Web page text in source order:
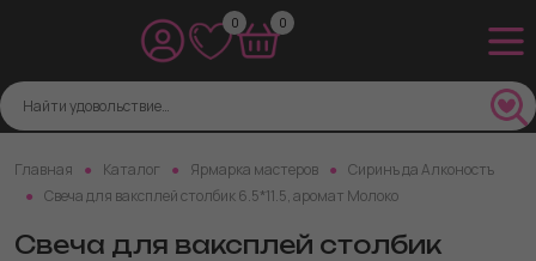
0 0
Главная Каталог Ярмарка мастеров
Сиринъ да Алконостъ
Свеча для ваксплей столбик 6.5*11.5, аромат Молоко
Свеча для ваксплей столбик